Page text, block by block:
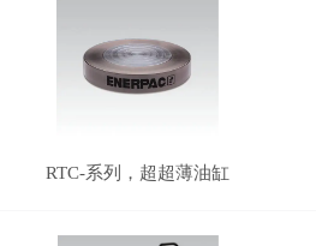
RTC-系列，超超薄油缸